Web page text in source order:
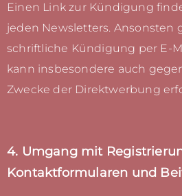
Einen Link zur Kündigung
jeden Newsletters. Ansonsten
schriftliche Kündigung per E-
kann insbesondere auch
Zwecke der Direktwerbung
4. Umgang mit
Kontaktformularen und